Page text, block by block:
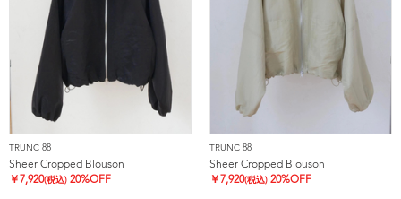
TRUNC 88
Sheer Cropped Blouson
￥ 7,920(税込) 20%OFF
TRUNC 88
Sheer Cropped Blouson
￥ 7,920(税込) 20%OFF